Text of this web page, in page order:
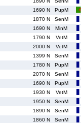
1690 N
PupM
1870 N
SenM
1690 N
MinM
1790 N
VetM
2000 N
VetM
1399 N
SenM
1780 N
PupM
2070 N
SenM
1690 N
PupM
1930 N
VetM
1950 N
SenM
1890 N
SenM
1860 N
SenM